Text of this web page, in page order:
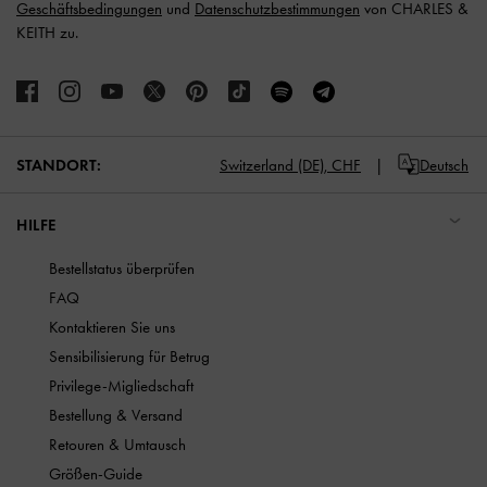
Geschäftsbedingungen und Datenschutzbestimmungen von CHARLES &
KEITH zu.
STANDORT: Switzerland (DE), CHF Deutsch
HILFE
Bestellstatus überprüfen
FAQ
Kontaktieren Sie uns
Sensibilisierung für Betrug
Privilege-Migliedschaft
Bestellung & Versand
Retouren & Umtausch
Größen-Guide